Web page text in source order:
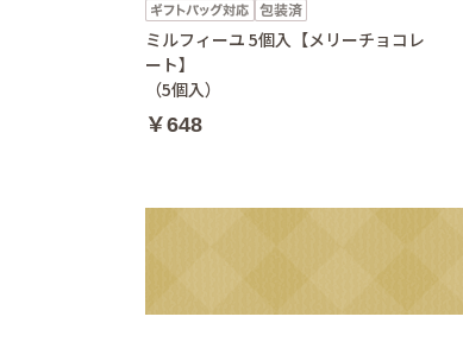
ミルフィーユ 5個入【メリーチョコレ
ート】
（5個入）
￥648